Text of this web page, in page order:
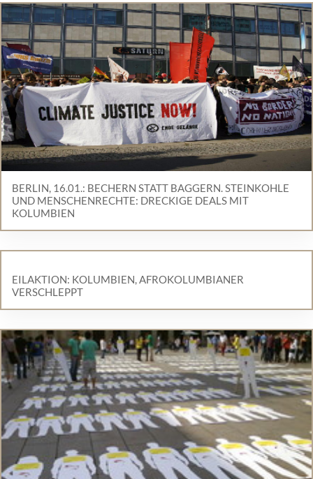
BERLIN, 16.01.: BECHERN STATT BAGGERN. STEINKOHLE
UND MENSCHENRECHTE: DRECKIGE DEALS MIT
KOLUMBIEN
EILAKTION: KOLUMBIEN, AFROKOLUMBIANER
VERSCHLEPPT